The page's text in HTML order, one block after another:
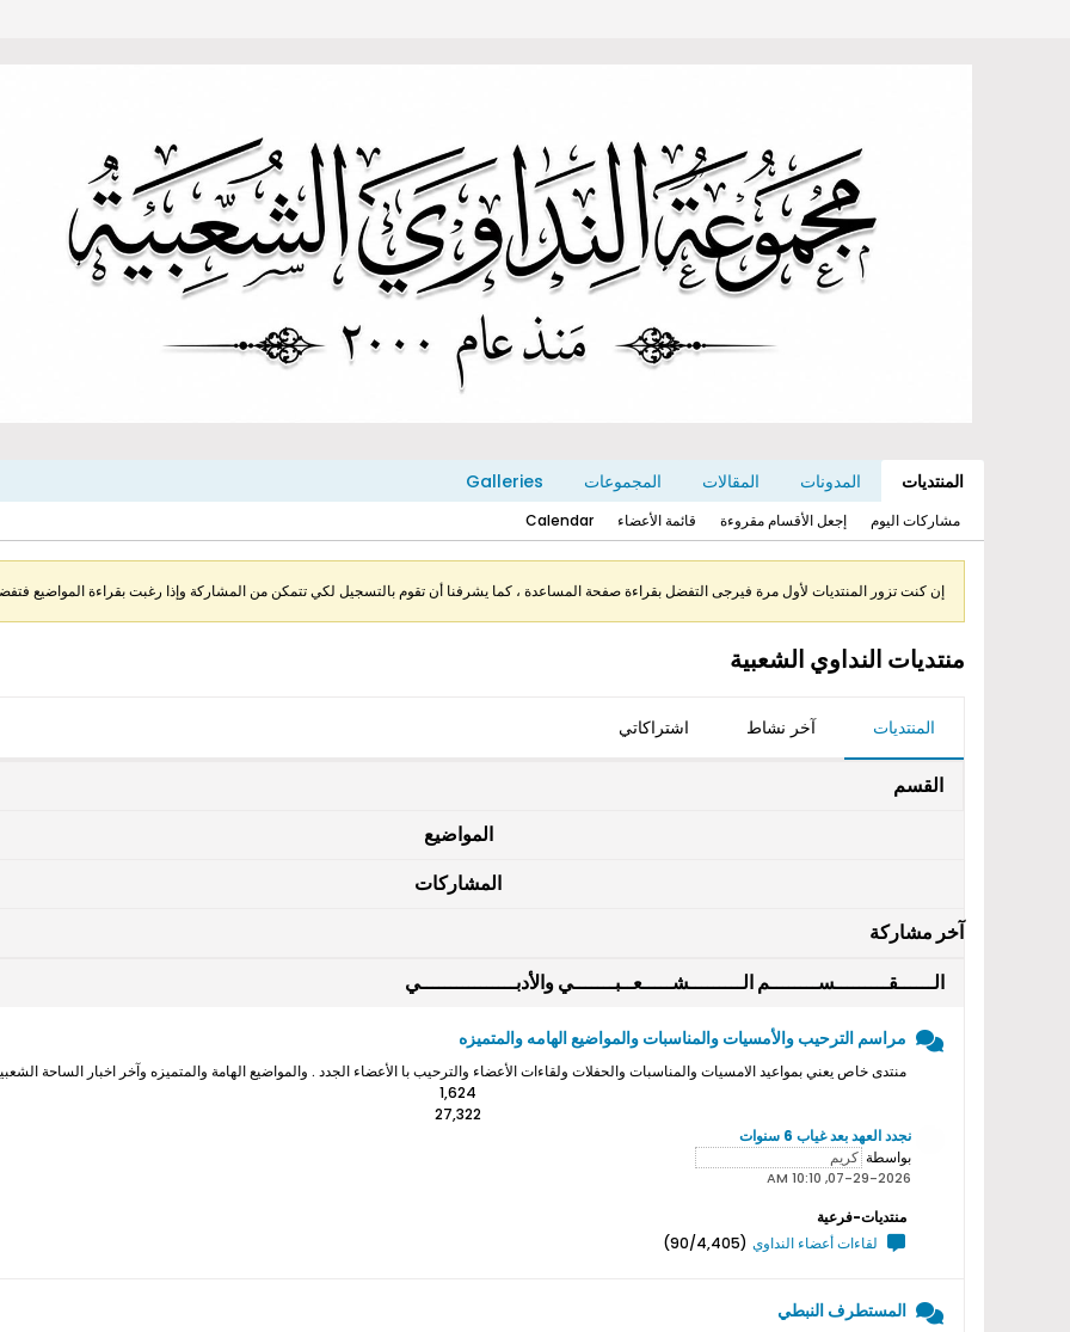
المنتديات المدونات المقالات المجموعات Galleries
مشاركات اليوم إجعل الأقسام مقروءة قائمة الأعضاء Calendar
إن كنت تزور المنتديات لأول مرة فيرجى التفضل بقراءة صفحة المساعدة ، كما يشرفنا أن تقوم بالتسجيل لكي تتمكن من المشاركة وإذا رغبت بقراءة المواضيع
منتديات النداوي الشعبية
المنتديات آخر نشاط اشتراكاتي
القسم
المواضيع
المشاركات
آخر مشاركة
الــــــقـــــــــســــــــم الـــــــــشـــــعــبـــــــي والأدبــــــــــــــــي
مراسم الترحيب والأمسيات والمناسبات والمواضيع الهامه والمتميزه
منتدى خاص يعني بمواعيد الامسيات والمناسبات والحفلات ولقاءات الأعضاء والترحيب با الأعضاء الجدد . والمواضيع الهامة والمتميزه وآخر اخبار الساحة
1,624
27,322
نجدد العهد بعد غياب 6 سنوات
بواسطة
07-29-2026, 10:10 AM
منتديات-فرعية
لقاءات أعضاء النداوي (90/4,405)
المستطرف النبطي